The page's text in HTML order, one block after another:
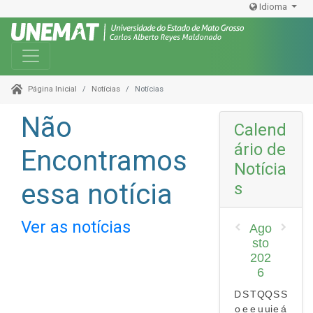
Idioma
Toggle navigation
Página Inicial Notícias Notícias
Não
Encontramos
essa notícia
Ver as notícias
Calend
ário de
Notícia
s
Ago
sto
202
6
D
o
S
e
T
e
Q
u
Q
ui
S
e
S
á